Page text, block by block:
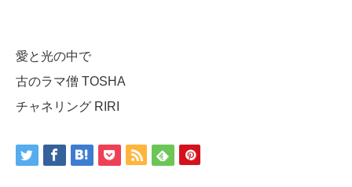
愛と光の中で
古のラマ僧 TOSHA
チャネリング RIRI